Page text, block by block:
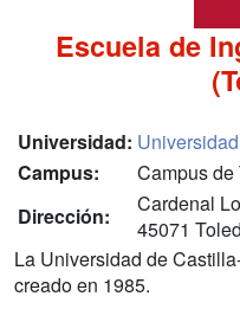
Escuela de
Universidad:
Campus:
Campus de
Dirección:
Cardenal
45071
La Universidad de
creado en 1985.